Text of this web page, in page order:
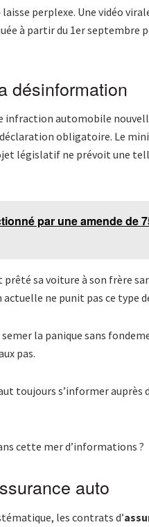
laisse perplexe. Une vidéo
à partir du 1er septembre
désinformation
infraction automobile
obligatoire. Le
législatif ne prévoit une
par une amende de
sa voiture à son frère
ne punit pas ce type
la panique sans
pas.
toujours s’informer auprès
cette mer d’informations ?
auto
les contrats d’